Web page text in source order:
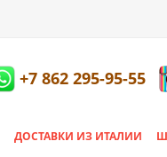
+7 862 295-95-55
ДОСТАВКИ ИЗ ИТАЛИИ